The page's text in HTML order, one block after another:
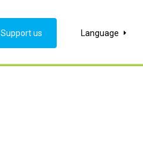
Support us Language